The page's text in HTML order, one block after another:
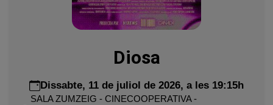
Diosa
Dissabte, 11 de juliol de 2026, a les 19:15h
SALA ZUMZEIG - CINECOOPERATIVA -